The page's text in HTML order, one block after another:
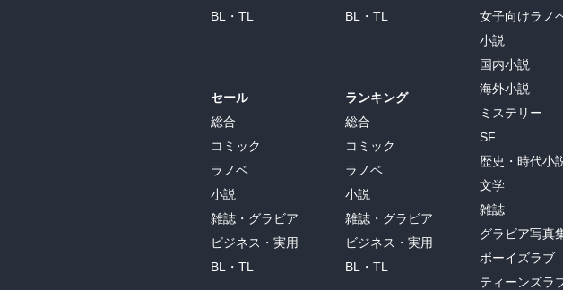
BL・TL
セール
総合
コミック
ラノベ
小説
雑誌・グラビア
ビジネス・実用
BL・TL
BL・TL
ランキング
総合
コミック
ラノベ
小説
雑誌・グラビア
ビジネス・実用
BL・TL
女子向けラノ
小説
国内小説
海外小説
ミステリー
SF
歴史・時代小
文学
雑誌
グラビア写真
ボーイズラブ
ティーンズラ